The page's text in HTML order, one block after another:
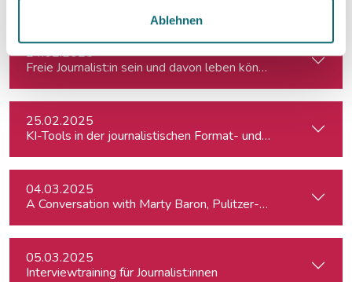
Ablehnen
24.02.2025
Freie Journalist:in sein und davon leben können: So geht's
25.02.2025
KI-Tools in der journalistischen Format- und
04.03.2025
A Conversation with Marty Baron, Pulitzer-winning US
05.03.2025
Interviewtraining für Journalist:innen